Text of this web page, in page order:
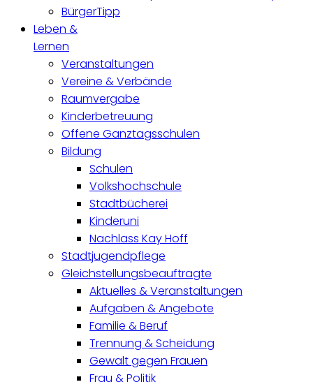
BürgerTipp
Leben &
Lernen
Veranstaltungen
Vereine & Verbände
Raumvergabe
Kinderbetreuung
Offene Ganztagsschulen
Bildung
Schulen
Volkshochschule
Stadtbücherei
Kinderuni
Nachlass Kay Hoff
Stadtjugendpflege
Gleichstellungsbeauftragte
Aktuelles & Veranstaltungen
Aufgaben & Angebote
Familie & Beruf
Trennung & Scheidung
Gewalt gegen Frauen
Frau & Politik